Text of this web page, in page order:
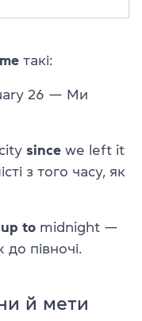
такі:
26 — Ми
since we left it
з того часу, як
up to midnight —
півночі.
й мети